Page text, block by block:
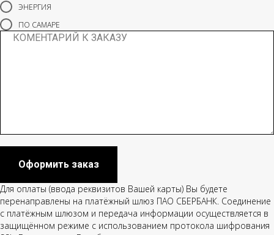
ЭНЕРГИЯ
ПО САМАРЕ
Оформить заказ
Для оплаты (ввода реквизитов Вашей карты) Вы будете
перенаправлены на платёжный шлюз ПАО СБЕРБАНК. Соединение
с платёжным шлюзом и передача информации осуществляется в
защищённом режиме с использованием протокола шифрования